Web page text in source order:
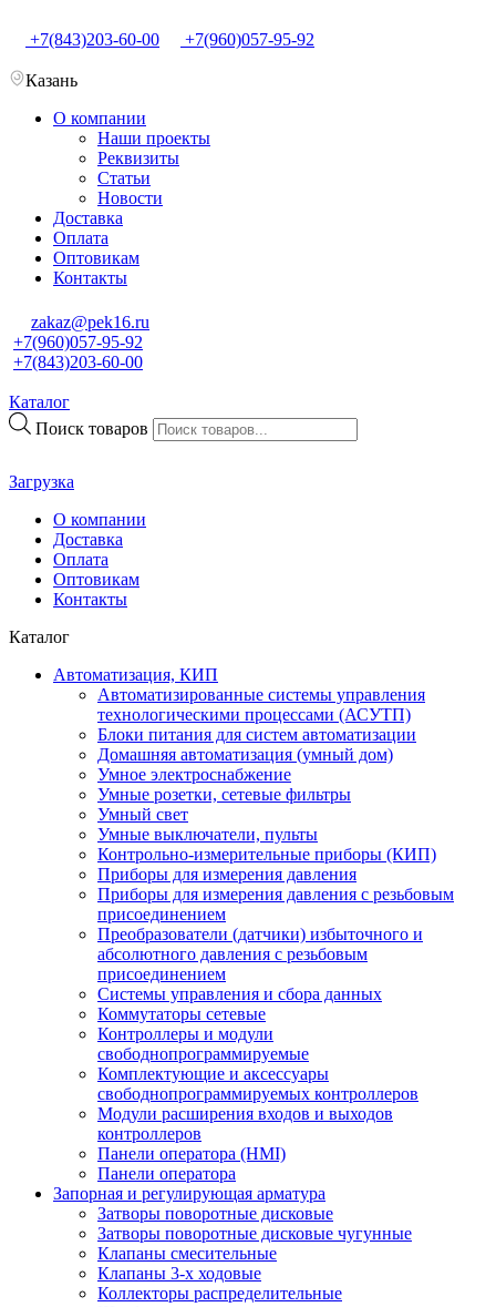
+7(843)203-60-00 +7(960)057-95-92
Казань
О компании
Наши проекты
Реквизиты
Статьи
Новости
Доставка
Оплата
Оптовикам
Контакты
zakaz@pek16.ru
+7(960)057-95-92
+7(843)203-60-00
Каталог
Поиск товаров
Загрузка
О компании
Доставка
Оплата
Оптовикам
Контакты
Каталог
Автоматизация, КИП
Автоматизированные системы управления
технологическими процессами (АСУТП)
Блоки питания для систем автоматизации
Домашняя автоматизация (умный дом)
Умное электроснабжение
Умные розетки, сетевые фильтры
Умный свет
Умные выключатели, пульты
Контрольно-измерительные приборы (КИП)
Приборы для измерения давления
Приборы для измерения давления с резьбовым
присоединением
Преобразователи (датчики) избыточного и
абсолютного давления с резьбовым
присоединением
Системы управления и сбора данных
Коммутаторы сетевые
Контроллеры и модули
свободнопрограммируемые
Комплектующие и аксессуары
свободнопрограммируемых контроллеров
Модули расширения входов и выходов
контроллеров
Панели оператора (HMI)
Панели оператора
Запорная и регулирующая арматура
Затворы поворотные дисковые
Затворы поворотные дисковые чугунные
Клапаны смесительные
Клапаны 3-х ходовые
Коллекторы распределительные